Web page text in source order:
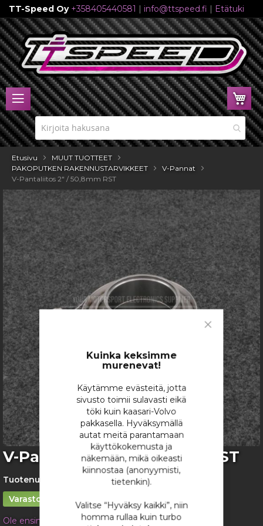
Close
Cookie
Kuinka keksimme
murenevat!
Käytämme evästeitä, jotta
sivusto toimii sulavasti eikä
töki kuin kaasari-Volvo
pakkasella. Hyväksymällä
autat meitä parantamaan
käyttökokemusta ja
näkemään, mikä oikeasti
kiinnostaa (anonyymisti,
tietenkin).
Valitse “Hyväksy kaikki”, niin
homma rullaa kuin turbo
TT-Speed Oy +358405440581 | info@ttspeed.fi | Etätuki
Skip
to
Content
Etusivu
MUUT TUOTTEET
PAKOPUTKEN RAKENNUSTARVIKKEET
V-Pannat
V-Pantaliitos 2" / 50,8mm RST
Skip
to
the
end
of
the
images
gallery
Skip
to
the
of
the
images
V-Pantaliitos 2" / 50,8mm RST
Tuotenumero:
Varastossa
Ole ensimmäinen tuotteen arvostelija